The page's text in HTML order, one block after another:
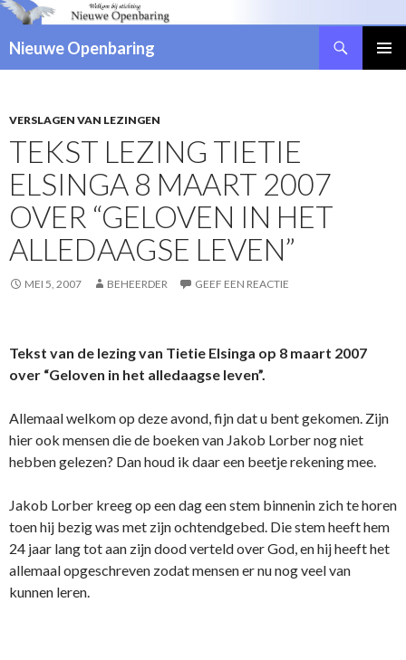
Nieuwe Openbaring
SPRINGEN
VERSLAGEN VAN LEZINGEN
TEKST LEZING TIETIE
ELSINGA 8 MAART 2007
OVER “GELOVEN IN HET
ALLEDAAGSE LEVEN”
MEI 5, 2007 BEHEERDER GEEF EEN REACTIE
Tekst van de lezing van Tietie Elsinga op 8 maart 2007
over “Geloven in het alledaagse leven”.
Allemaal welkom op deze avond, fijn dat u bent gekomen. Zijn
hier ook mensen die de boeken van Jakob Lorber nog niet
hebben gelezen? Dan houd ik daar een beetje rekening mee.
Jakob Lorber kreeg op een dag een stem binnenin zich te horen
toen hij bezig was met zijn ochtendgebed. Die stem heeft hem
24 jaar lang tot aan zijn dood verteld over God, en hij heeft het
allemaal opgeschreven zodat mensen er nu nog veel van
kunnen leren.